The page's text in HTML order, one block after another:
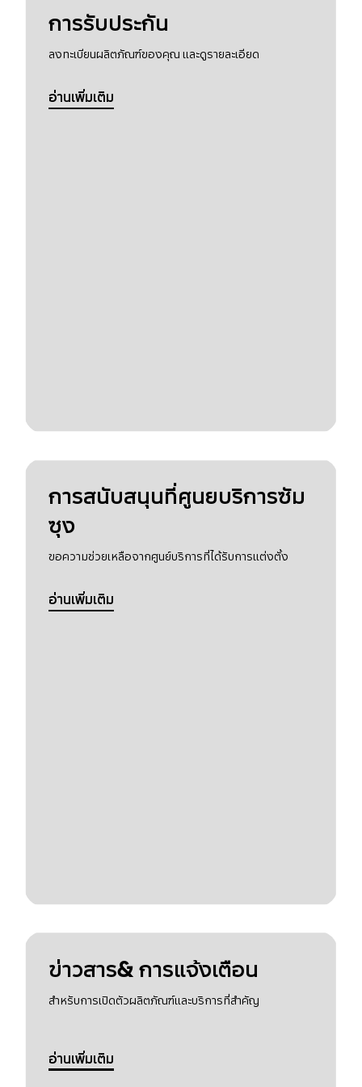
การรับประกัน
ลงทะเบียนผลิตภัณฑ์ของคุณ และดูรายละเอียด
อ่านเพิ่มเติม
การสนับสนุนที่ศูนยบริการซัม
ซุง
ขอความช่วยเหลือจากศูนย์บริการที่ได้รับการแต่งตั้ง
อ่านเพิ่มเติม
ข่าวสาร& การแจ้งเตือน
สำหรับการเปิดตัวผลิตภัณฑ์และบริการที่สำคัญ
อ่านเพิ่มเติม